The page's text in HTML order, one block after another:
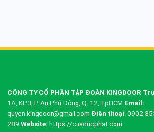
CÔNG TY CỔ PHẦN TẬP ĐOÀN KINGDOOR
1A, KP3, P. An Phú Đông, Q. 12, TpHCM Email:
quyen.kingdoor@gmail.com Điện thoại: 0902
289 Website: https://cuaducphat.com